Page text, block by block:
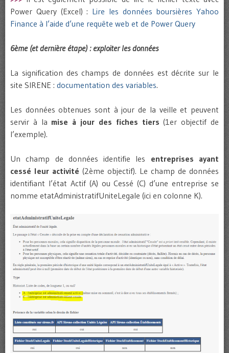
Power Query (Excel) : Lire les données boursières Yahoo
Finance à l’aide d’une requête web et de Power Query
6ème (et dernière étape) : exploiter les données
La signification des champs de données est décrite sur le
site SIRENE : documentation des variables.
Les données obtenues sont à jour de la veille et peuvent
servir à la mise à jour des fiches tiers (1er objectif de
l’exemple).
Un champ de données identifie les entreprises ayant
cessé leur activité (2ème objectif). Le champ de données
identifiant l’état Actif (A) ou Cessé (C) d’une entreprise se
nomme etatAdministratifUniteLegale (ici en colonne K).